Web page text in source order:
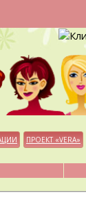
ПРОЕКТ «VERA»